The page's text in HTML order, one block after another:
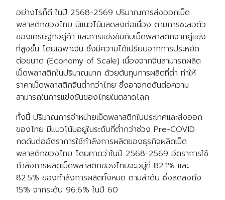
อย่างไรก็ดี ในปี 2568-2569 ปริมาณการส่งออกเม็ด
พลาสติกของไทย มีแนวโน้มลดลงต่อเนื่อง ตามการชะลอตัว
ของเศรษฐกิจคู่ค้า และการแข่งขันกับเม็ดพลาสติกจากคู่แข่ง
ที่สูงขึ้น โดยเฉพาะจีน ซึ่งมีความได้เปรียบจากการประหยัด
ต่อขนาด (Economy of Scale) เนื่องจากจีนสามารถผลิต
เม็ดพลาสติกในปริมาณมาก ด้วยต้นทุนการผลิตที่ต่ำ ทำให้
ราคาเม็ดพลาสติกจีนต่ำกว่าไทย ซึ่งอาจกดดันต่อความ
สามารถในการแข่งขันของไทยในตลาดโลก
ทั้งนี้ ปริมาณการจำหน่ายเม็ดพลาสติกในประเทศและส่งออก
ของไทย มีแนวโน้มอยู่ในระดับที่ต่ำกว่าช่วง Pre-COVID
กดดันต่ออัตราการใช้กำลังการผลิตของธุรกิจผลิตเม็ด
พลาสติกของไทย โดยคาดว่าในปี 2568-2569 อัตราการใช้
กำลังการผลิตเม็ดพลาสติกของไทยจะอยู่ที่ 82.1% และ
82.5% ของกำลังการผลิตทั้งหมด ตามลำดับ ซึ่งลดลงถึง
15% จากระดับ 96.6% ในปี 60